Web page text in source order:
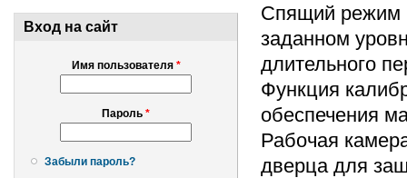
Вход на сайт
Имя пользователя *
Пароль *
Забыли пароль?
Спящий режим
заданном
длительного
Функция
обеспечения
Рабочая
дверца для